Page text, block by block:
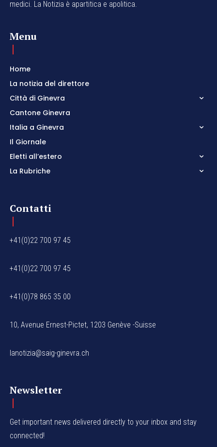
medici. La Notizia è apartitica e apolitica.
Menu
Home
La notizia del direttore
Città di Ginevra
Cantone Ginevra
Italia a Ginevra
Il Giornale
Eletti all’estero
La Rubriche
Contatti
+41(0)22 700 97 45
+41(0)22 700 97 45
+41(0)78 865 35 00
10, Avenue Ernest-Pictet, 1203 Genève -Suisse
lanotizia@saig-ginevra.ch
Newsletter
Get important news delivered directly to your inbox and stay
connected!